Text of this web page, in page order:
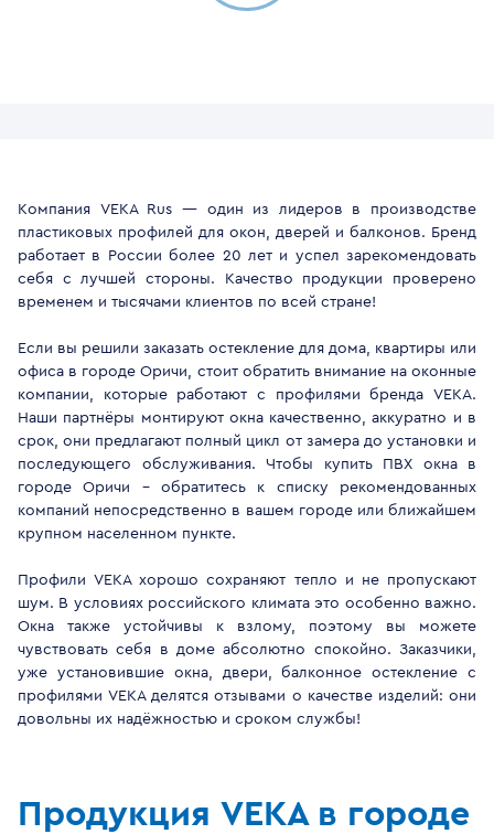
Компания VEKA Rus — один из лидеров в производстве
пластиковых профилей для окон, дверей и балконов. Бренд
работает в России более 20 лет и успел зарекомендовать
себя с лучшей стороны. Качество продукции проверено
временем и тысячами клиентов по всей стране!
Если вы решили заказать остекление для дома, квартиры или
офиса в городе Оричи, стоит обратить внимание на оконные
компании, которые работают с профилями бренда VEKA.
Наши партнёры монтируют окна качественно, аккуратно и в
срок, они предлагают полный цикл от замера до установки и
последующего обслуживания. Чтобы купить ПВХ окна в
городе Оричи - обратитесь к списку рекомендованных
компаний непосредственно в вашем городе или ближайшем
крупном населенном пункте.
Профили VEKA хорошо сохраняют тепло и не пропускают
шум. В условиях российского климата это особенно важно.
Окна также устойчивы к взлому, поэтому вы можете
чувствовать себя в доме абсолютно спокойно. Заказчики,
уже установившие окна, двери, балконное остекление с
профилями VEKA делятся отзывами о качестве изделий: они
довольны их надёжностью и сроком службы!
Продукция VEKA в городе